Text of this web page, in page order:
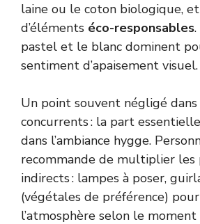
laine ou le coton biologique,
d’éléments éco-responsables
pastel et le blanc dominent
sentiment d’apaisement visuel.
Un point souvent négligé
concurrents : la part
dans l’ambiance hygge.
recommande de multiplier
indirects : lampes à poser,
(végétales de préférence)
l’atmosphère selon le moment